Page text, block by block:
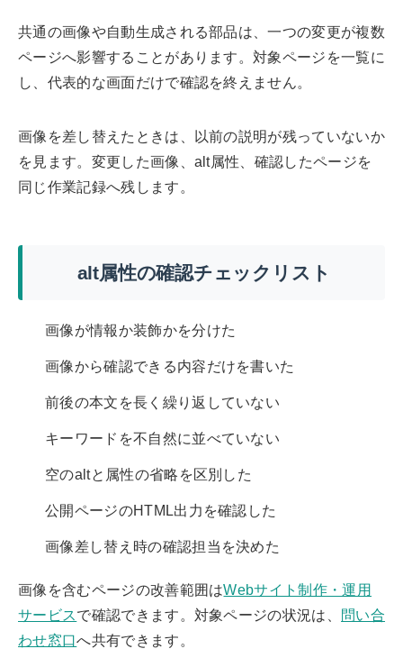
共通の画像や自動生成される部品は、一つの変更が複数
ページへ影響することがあります。対象ページを一覧に
し、代表的な画面だけで確認を終えません。
画像を差し替えたときは、以前の説明が残っていないか
を見ます。変更した画像、alt属性、確認したページを
同じ作業記録へ残します。
alt属性の確認チェックリスト
画像が情報か装飾かを分けた
画像から確認できる内容だけを書いた
前後の本文を長く繰り返していない
キーワードを不自然に並べていない
空のaltと属性の省略を区別した
公開ページのHTML出力を確認した
画像差し替え時の確認担当を決めた
画像を含むページの改善範囲はWebサイト制作・運用
サービスで確認できます。対象ページの状況は、
問い合
わせ窓口へ共有できます。